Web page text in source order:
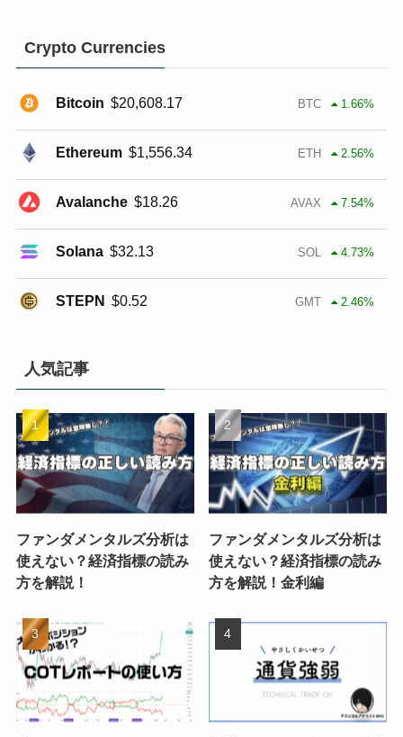
Crypto Currencies
Bitcoin $20,608.17 BTC 1.66%
Ethereum $1,556.34 ETH 2.56%
Avalanche $18.26 AVAX 7.54%
Solana $32.13 SOL 4.73%
STEPN $0.52 GMT 2.46%
人気記事
ファンダメンタルズ分析は
使えない？経済指標の読み
方を解説！
ファンダメンタルズ分析は
使えない？経済指標の読み
方を解説！金利編